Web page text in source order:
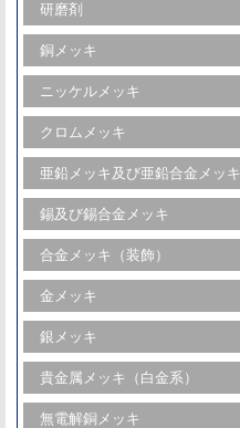
研磨剤
銅メッキ
ニッケルメッキ
クロムメッキ
亜鉛メッキ及び亜鉛合金メッキ
錫及び錫合金メッキ
合金メッキ（装飾）
金メッキ
銀メッキ
貴金属メッキ（白金系）
無電解銅メッキ